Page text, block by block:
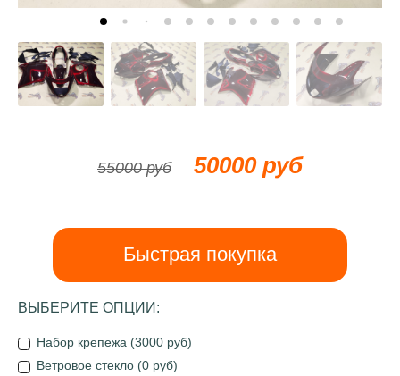
55000 руб 50000 руб
Быстрая покупка
ВЫБЕРИТЕ ОПЦИИ:
Набор крепежа (3000 руб)
Ветровое стекло (0 руб)